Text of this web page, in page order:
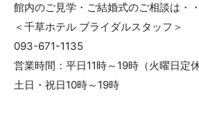
館内のご見学・ご結婚式のご相談は・
＜千草ホテル ブライダルスタッフ＞
093-671-1135
営業時間：平日11時～19時（火曜日定休
土日・祝日10時～19時